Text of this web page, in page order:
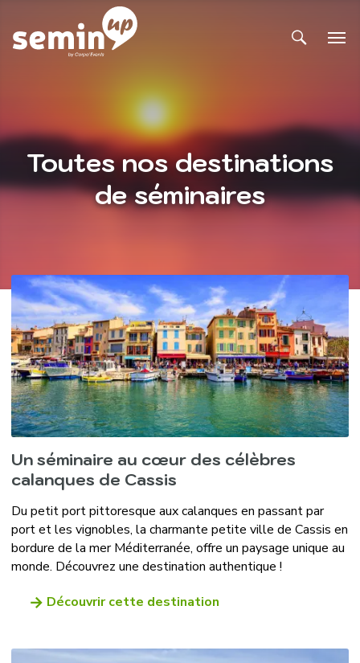
Toutes nos destinations
de séminaires
Un séminaire au cœur des célèbres
calanques de Cassis
Du petit port pittoresque aux calanques en passant par
port et les vignobles, la charmante petite ville de Cassis en
bordure de la mer Méditerranée, offre un paysage unique au
monde. Découvrez une destination authentique !
Découvrir cette destination